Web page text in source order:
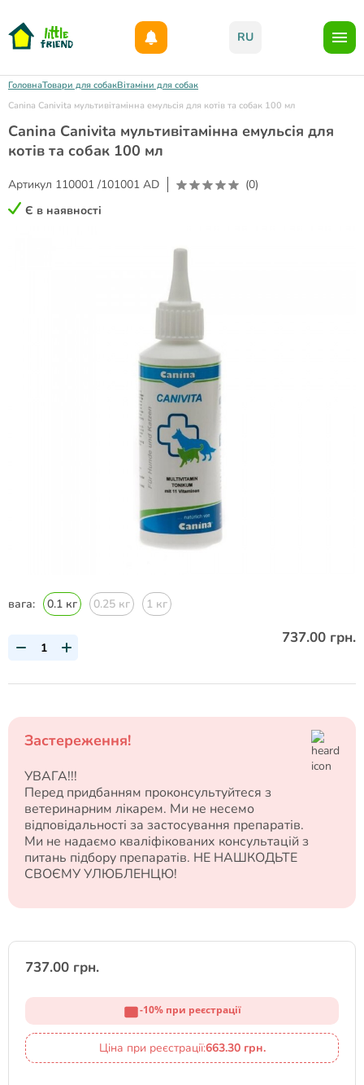
RU
ГоловнаТовари для собакВітаміни для собак
Canina Canivita мультивітамінна емульсія для котів та собак 100 мл
Canina Canivita мультивітамінна емульсія для
котів та собак 100 мл
Артикул 110001 /101001 AD
(0)
Є в наявності
вага: 0.1 кг 0.25 кг 1 кг
737.00 грн.
Застереження!
УВАГА!!!
Перед придбанням проконсультуйтеся з
ветеринарним лікарем. Ми не несемо
відповідальності за застосування препаратів.
Ми не надаємо кваліфікованих консультацій з
питань підбору препаратів. НЕ НАШКОДЬТЕ
СВОЄМУ УЛЮБЛЕНЦЮ!
737.00 грн.
-10% при реєстрації
Ціна при реєстрації:663.30 грн.